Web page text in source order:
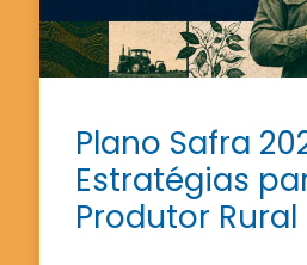
Plano Safra
Estratégias
Produtor Rural